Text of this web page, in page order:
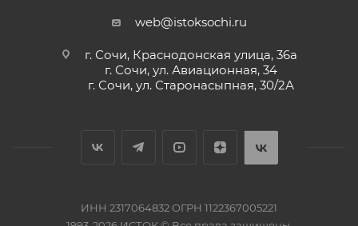
web@istoksochi.ru
г. Сочи, Краснодонская улица, 36а
г. Сочи, ул. Авиационная, 34
г. Сочи, ул. Старонасыпная, 30/2А
ИНН 2317064832 ОГРН 1122367005221